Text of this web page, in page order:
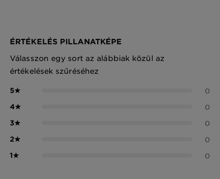
ÉRTÉKELÉS PILLANATKÉPE
Válasszon egy sort az alábbiak közül az
értékelések szűréséhez
5★ 0
4★ 0
3★ 0
2★ 0
1★ 0